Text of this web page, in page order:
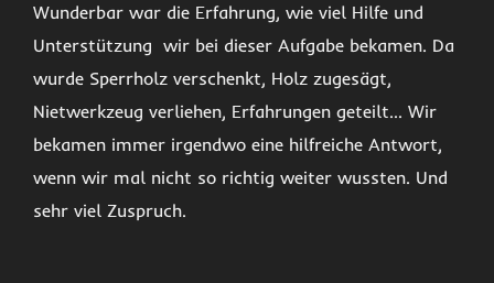
Wunderbar war die Erfahrung, wie viel Hilfe und
Unterstützung wir bei dieser Aufgabe bekamen. Da
wurde Sperrholz verschenkt, Holz zugesägt,
Nietwerkzeug verliehen, Erfahrungen geteilt… Wir
bekamen immer irgendwo eine hilfreiche Antwort,
wenn wir mal nicht so richtig weiter wussten. Und
sehr viel Zuspruch.